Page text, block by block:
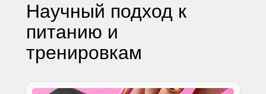
Научный подход к
питанию и
тренировкам